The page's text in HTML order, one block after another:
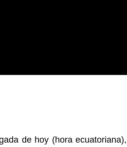
de hoy (hora